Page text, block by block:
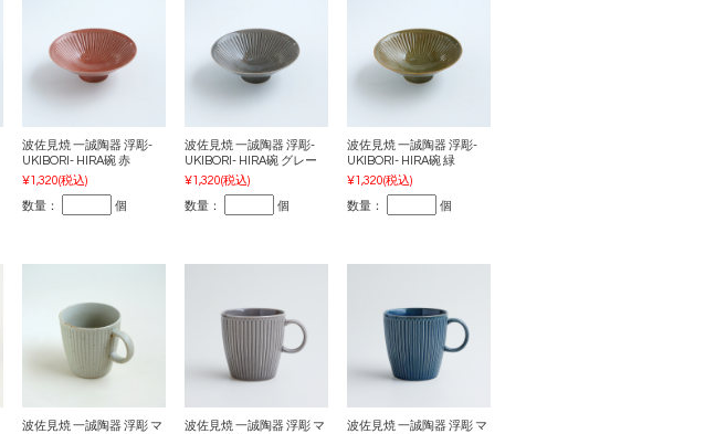
波佐見焼 一誠陶器 浮彫-
UKIBORI- HIRA碗 赤
¥1,320(税込)
数量： 個
波佐見焼 一誠陶器 浮彫-
UKIBORI- HIRA碗 グレー
¥1,320(税込)
数量： 個
波佐見焼 一誠陶器 浮彫-
UKIBORI- HIRA碗 緑
¥1,320(税込)
数量： 個
波佐見焼 一誠陶器 浮彫 マ
波佐見焼 一誠陶器 浮彫 マ
波佐見焼 一誠陶器 浮彫 マ